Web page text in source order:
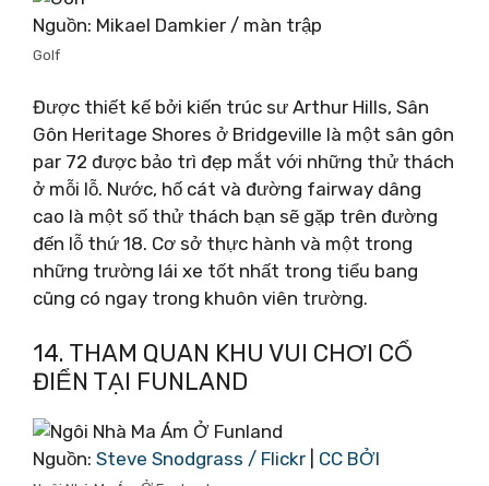
Nguồn: Mikael Damkier / màn trập
Golf
Được thiết kế bởi kiến ​​trúc sư Arthur Hills, Sân
Gôn Heritage Shores ở Bridgeville là một sân gôn
par 72 được bảo trì đẹp mắt với những thử thách
ở mỗi lỗ. Nước, hố cát và đường fairway dâng
cao là một số thử thách bạn sẽ gặp trên đường
đến lỗ thứ 18. Cơ sở thực hành và một trong
những trường lái xe tốt nhất trong tiểu bang
cũng có ngay trong khuôn viên trường.
14. THAM QUAN KHU VUI CHƠI CỔ
ĐIỂN TẠI FUNLAND
Nguồn: Steve Snodgrass / Flickr CC BỞI